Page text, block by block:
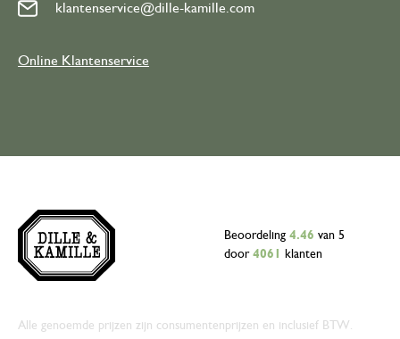
klantenservice@dille-kamille.com
Online Klantenservice
Beoordeling 4.46 van 5
door 4061 klanten
Alle genoemde prijzen zijn consumentenprijzen en inclusief BTW.